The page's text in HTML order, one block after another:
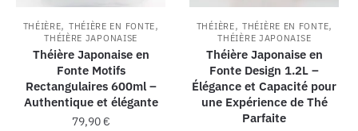
THÉIÈRE, THÉIÈRE EN FONTE,
THÉIÈRE JAPONAISE
Théière Japonaise en
Fonte Motifs
Rectangulaires 600ml –
Authentique et élégante
79,90€
THÉIÈRE,THÉIÈRE EN FONTE,
THÉIÈRE JAPONAISE
Théière Japonaise en
Fonte Design 1.2L –
Élégance et Capacité pour
une Expérience de Thé
Parfaite